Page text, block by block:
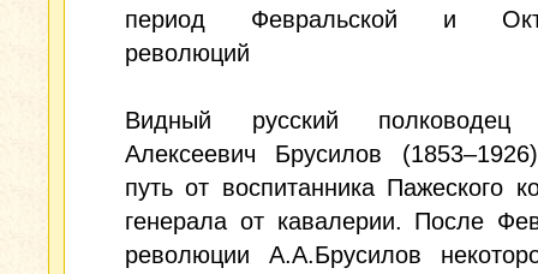
период Февральской и
революций
Видный русский полководец
Алексеевич Брусилов
путь от воспитанника Пажеского
генерала от кавалерии. После
революции А.А.Брусилов